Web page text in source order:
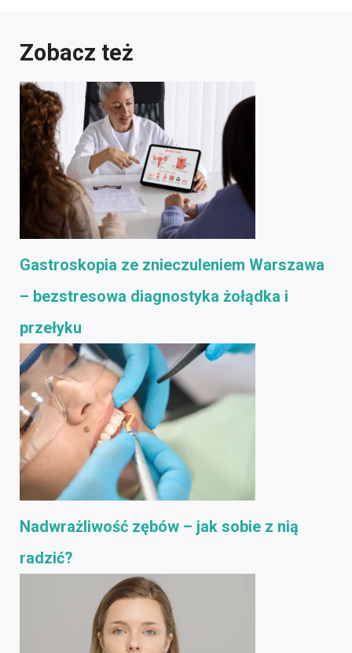
Zobacz też
Gastroskopia ze znieczuleniem Warszawa
– bezstresowa diagnostyka żołądka i
przełyku
Nadwrażliwość zębów – jak sobie z nią
radzić?